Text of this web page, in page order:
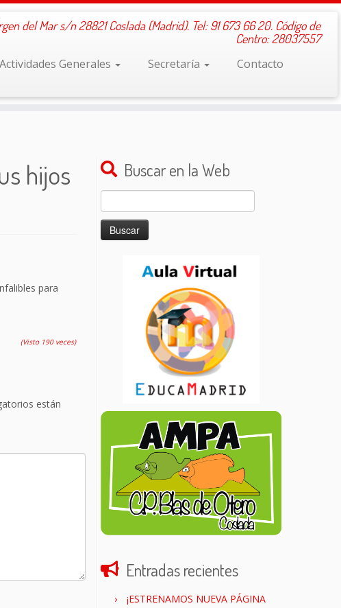
del Mar s/n 28821 Coslada (Madrid). Tel: 91 673 66 20. Código de
Centro: 28037557
Actividades Generales Secretaría
Contacto
hijos
para
(Visto 190 veces)
están
Buscar en la Web
Buscar:
Entradas recientes
¡ESTRENAMOS NUEVA PÁGINA